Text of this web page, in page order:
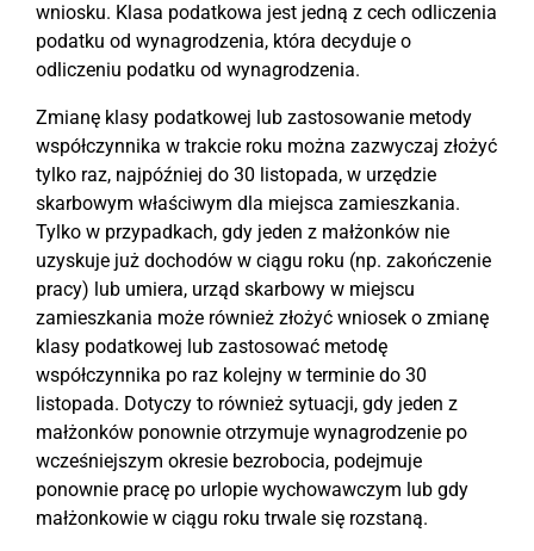
wniosku. Klasa podatkowa jest jedną z cech odliczenia
podatku od wynagrodzenia, która decyduje o
odliczeniu podatku od wynagrodzenia.
Zmianę klasy podatkowej lub zastosowanie metody
współczynnika w trakcie roku można zazwyczaj złożyć
tylko raz, najpóźniej do 30 listopada, w urzędzie
skarbowym właściwym dla miejsca zamieszkania.
Tylko w przypadkach, gdy jeden z małżonków nie
uzyskuje już dochodów w ciągu roku (np. zakończenie
pracy) lub umiera, urząd skarbowy w miejscu
zamieszkania może również złożyć wniosek o zmianę
klasy podatkowej lub zastosować metodę
współczynnika po raz kolejny w terminie do 30
listopada. Dotyczy to również sytuacji, gdy jeden z
małżonków ponownie otrzymuje wynagrodzenie po
wcześniejszym okresie bezrobocia, podejmuje
ponownie pracę po urlopie wychowawczym lub gdy
małżonkowie w ciągu roku trwale się rozstaną.